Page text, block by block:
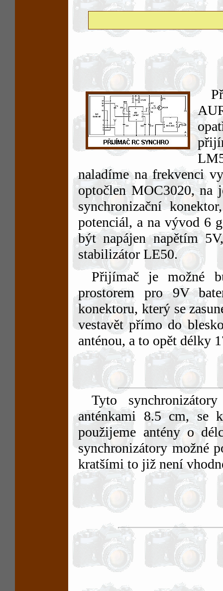
naladíme na frekvenci
optočlen MOC3020, na
synchronizační
potenciál, a na vývod 6
být napájen napětím
stabilizátor LE50.
Přijímač je možné
prostorem pro 9V
konektoru, který se
vestavět přímo do
anténou, a to opět délky
Tyto
anténkami 8.5 cm, se
použijeme antény o
synchronizátory možné
kratšími to již není